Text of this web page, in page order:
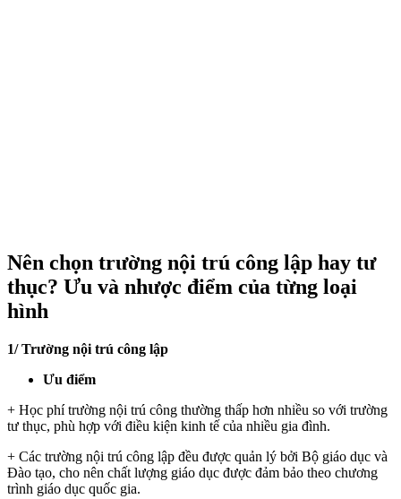
Nên chọn trường nội trú công lập hay tư
thục? Ưu và nhược điểm của từng loại
hình
1/ Trường nội trú công lập
Ưu điểm
+ Học phí trường nội trú công thường thấp hơn nhiều so với trường
tư thục, phù hợp với điều kiện kinh tế của nhiều gia đình.
+ Các trường nội trú công lập đều được quản lý bởi Bộ giáo dục và
Đào tạo, cho nên chất lượng giáo dục được đảm bảo theo chương
trình giáo dục quốc gia.